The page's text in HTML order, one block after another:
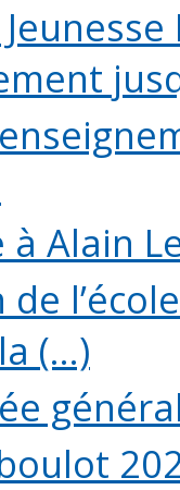
à Alain
(...)